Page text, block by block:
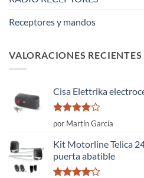
Receptores y mandos
VALORACIONES RECIENTES
Cisa Elettrika
Valorado
con
5
por Martín García
Kit Motorline Telica
puerta abatible